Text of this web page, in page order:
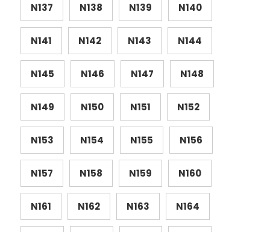
N137 N138 N139 N140
N141 N142 N143 N144
N145 N146 N147 N148
N149 N150 N151 N152
N153 N154 N155 N156
N157 N158 N159 N160
N161 N162 N163 N164